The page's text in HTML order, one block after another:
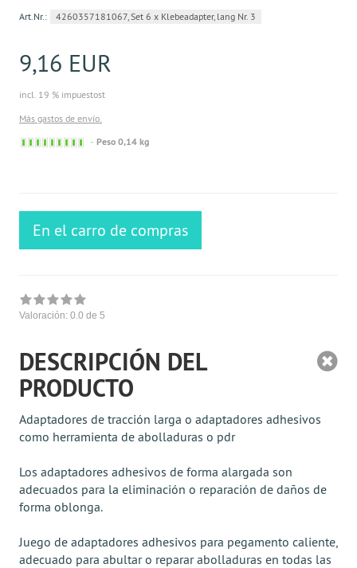
Art.Nr.: 4260357181067, Set 6 x Klebeadapter, lang Nr. 3
9,16 EUR
incl. 19 % impuestost
Más gastos de envío.
Sofort
Peso 0,14 kg
En el carro de compras
Valoración: 0.0 de 5
DESCRIPCIÓN DEL
PRODUCTO
Adaptadores de tracción larga o adaptadores adhesivos
como herramienta de abolladuras o pdr
Los adaptadores adhesivos de forma alargada son
adecuados para la eliminación o reparación de daños de
forma oblonga.
Juego de adaptadores adhesivos para pegamento caliente,
adecuado para abultar o reparar abolladuras en todas las